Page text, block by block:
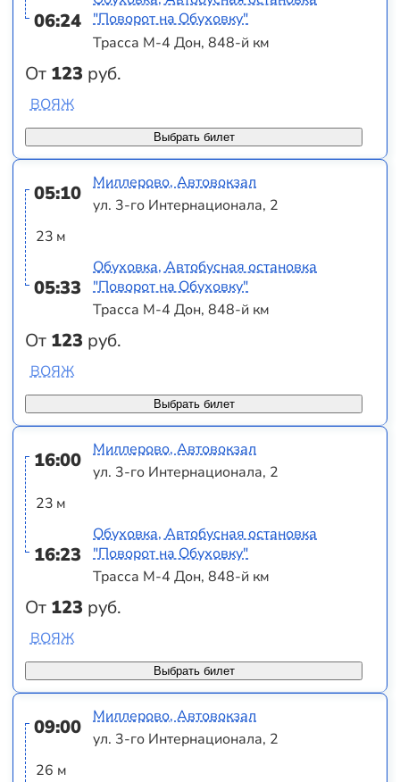
06:24
От 123 руб.
"Поворот на Обуховку"
Трасса М-4 Дон, 848-й км
Выбрать билет
ВОЯЖ
05:10
23 м
05:33
От 123 руб.
Миллерово, Автовокзал
ул. 3-го Интернационала, 2
Обуховка, Автобусная остановка
"Поворот на Обуховку"
Трасса М-4 Дон, 848-й км
Выбрать билет
ВОЯЖ
16:00
23 м
16:23
От 123 руб.
Миллерово, Автовокзал
ул. 3-го Интернационала, 2
Обуховка, Автобусная остановка
"Поворот на Обуховку"
Трасса М-4 Дон, 848-й км
Выбрать билет
ВОЯЖ
09:00
26 м
Миллерово, Автовокзал
ул. 3-го Интернационала, 2